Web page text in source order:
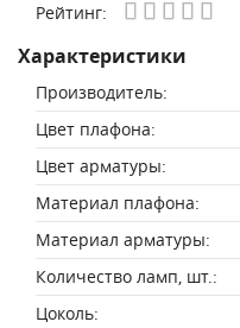
Рейтинг:
Характеристики
Производитель:
Цвет плафона:
Цвет арматуры:
Материал плафона:
Материал арматуры:
Количество ламп, шт.:
Цоколь: